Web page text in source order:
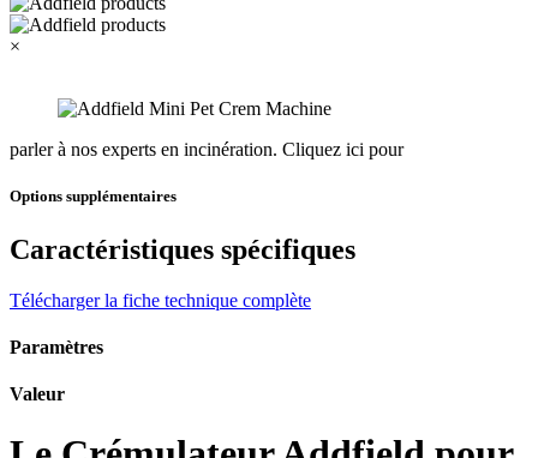
×
parler à nos experts en incinération. Cliquez ici pour
Options supplémentaires
Caractéristiques spécifiques
Télécharger la fiche technique complète
Paramètres
Valeur